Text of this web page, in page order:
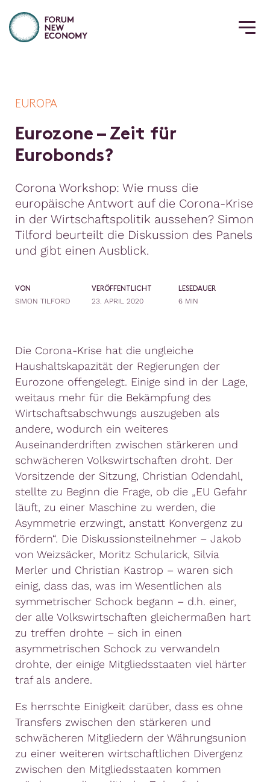
EUROPA
Eurozone – Zeit für
Eurobonds?
Corona Workshop: Wie muss die
europäische Antwort auf die Corona-Krise
in der Wirtschaftspolitik aussehen? Simon
Tilford beurteilt die Diskussion des Panels
und gibt einen Ausblick.
VON
SIMON TILFORD
VERÖFFENTLICHT
23. APRIL 2020
LESEDAUER
6 MIN
Die Corona-Krise hat die ungleiche
Haushaltskapazität der Regierungen der
Eurozone offengelegt. Einige sind in der Lage,
weitaus mehr für die Bekämpfung des
Wirtschaftsabschwungs auszugeben als
andere, wodurch ein weiteres
Auseinanderdriften zwischen stärkeren und
schwächeren Volkswirtschaften droht. Der
Vorsitzende der Sitzung, Christian Odendahl,
stellte zu Beginn die Frage, ob die „EU Gefahr
läuft, zu einer Maschine zu werden, die
Asymmetrie erzwingt, anstatt Konvergenz zu
fördern“. Die Diskussionsteilnehmer – Jakob
von Weizsäcker, Moritz Schularick, Silvia
Merler und Christian Kastrop – waren sich
einig, dass das, was im Wesentlichen als
symmetrischer Schock begann – d.h. einer,
der alle Volkswirtschaften gleichermaßen hart
zu treffen drohte – sich in einen
asymmetrischen Schock zu verwandeln
drohte, der einige Mitgliedsstaaten viel härter
traf als andere.
Es herrschte Einigkeit darüber, dass es ohne
Transfers zwischen den stärkeren und
schwächeren Mitgliedern der Währungsunion
zu einer weiteren wirtschaftlichen Divergenz
zwischen den Mitgliedsstaaten kommen